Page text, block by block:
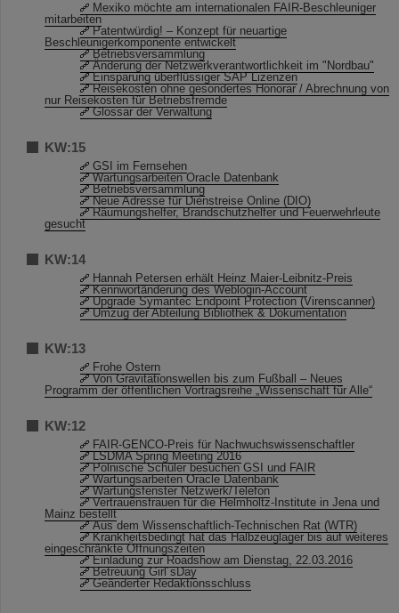
Mexiko möchte am internationalen FAIR-Beschleuniger
mitarbeiten
Patentwürdig! – Konzept für neuartige
Beschleunigerkomponente entwickelt
Betriebsversammlung
Änderung der Netzwerkverantwortlichkeit im "Nordbau"
Einsparung überflüssiger SAP Lizenzen
Reisekosten ohne gesondertes Honorar / Abrechnung von
nur Reisekosten für Betriebsfremde
Glossar der Verwaltung
KW:15
GSI im Fernsehen
Wartungsarbeiten Oracle Datenbank
Betriebsversammlung
Neue Adresse für Dienstreise Online (DIO)
Räumungshelfer, Brandschutzhelfer und Feuerwehrleute
gesucht
KW:14
Hannah Petersen erhält Heinz Maier-Leibnitz-Preis
Kennwortänderung des Weblogin-Account
Upgrade Symantec Endpoint Protection (Virenscanner)
Umzug der Abteilung Bibliothek & Dokumentation
KW:13
Frohe Ostern
Von Gravitationswellen bis zum Fußball – Neues
Programm der öffentlichen Vortragsreihe „Wissenschaft für Alle“
KW:12
FAIR-GENCO-Preis für Nachwuchswissenschaftler
LSDMA Spring Meeting 2016
Polnische Schüler besuchen GSI und FAIR
Wartungsarbeiten Oracle Datenbank
Wartungsfenster Netzwerk/Telefon
Vertrauensfrauen für die Helmholtz-Institute in Jena und
Mainz bestellt
Aus dem Wissenschaftlich-Technischen Rat (WTR)
Krankheitsbedingt hat das Halbzeuglager bis auf weiteres
eingeschränkte Öffnungszeiten
Einladung zur Roadshow am Dienstag, 22.03.2016
Betreuung Girl´sDay
Geänderter Redaktionsschluss